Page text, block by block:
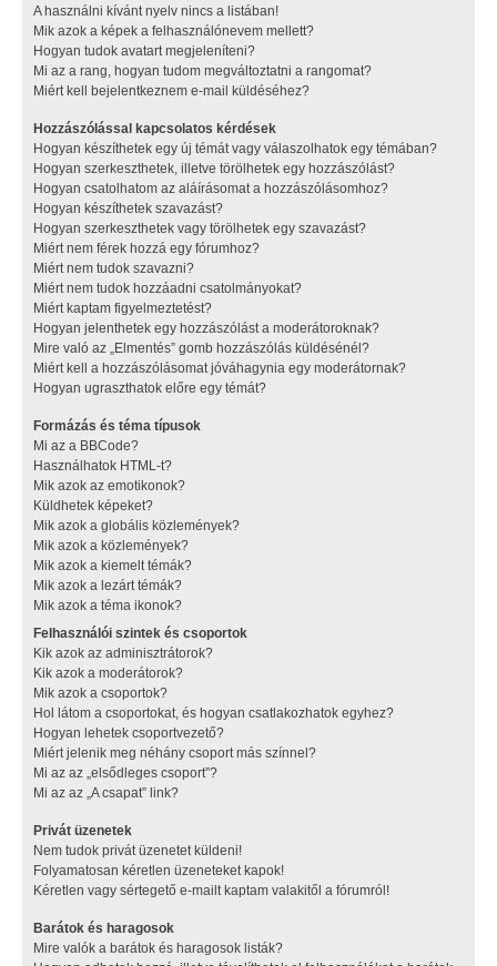
A használni kívánt nyelv nincs a listában!
Mik azok a képek a felhasználónevem mellett?
Hogyan tudok avatart megjeleníteni?
Mi az a rang, hogyan tudom megváltoztatni a rangomat?
Miért kell bejelentkeznem e-mail küldéséhez?
Hozzászólással kapcsolatos kérdések
Hogyan készíthetek egy új témát vagy válaszolhatok egy témában?
Hogyan szerkeszthetek, illetve törölhetek egy hozzászólást?
Hogyan csatolhatom az aláírásomat a hozzászólásomhoz?
Hogyan készíthetek szavazást?
Hogyan szerkeszthetek vagy törölhetek egy szavazást?
Miért nem férek hozzá egy fórumhoz?
Miért nem tudok szavazni?
Miért nem tudok hozzáadni csatolmányokat?
Miért kaptam figyelmeztetést?
Hogyan jelenthetek egy hozzászólást a moderátoroknak?
Mire való az „Elmentés” gomb hozzászólás küldésénél?
Miért kell a hozzászólásomat jóváhagynia egy moderátornak?
Hogyan ugraszthatok előre egy témát?
Formázás és téma típusok
Mi az a BBCode?
Használhatok HTML-t?
Mik azok az emotikonok?
Küldhetek képeket?
Mik azok a globális közlemények?
Mik azok a közlemények?
Mik azok a kiemelt témák?
Mik azok a lezárt témák?
Mik azok a téma ikonok?
Felhasználói szintek és csoportok
Kik azok az adminisztrátorok?
Kik azok a moderátorok?
Mik azok a csoportok?
Hol látom a csoportokat, és hogyan csatlakozhatok egyhez?
Hogyan lehetek csoportvezető?
Miért jelenik meg néhány csoport más színnel?
Mi az az „elsődleges csoport”?
Mi az az „A csapat” link?
Privát üzenetek
Nem tudok privát üzenetet küldeni!
Folyamatosan kéretlen üzeneteket kapok!
Kéretlen vagy sértegető e-mailt kaptam valakitől a fórumról!
Barátok és haragosok
Mire valók a barátok és haragosok listák?